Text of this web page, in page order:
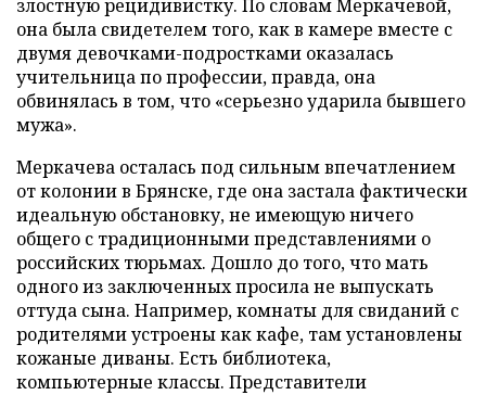
злостную рецидивистку. По словам Меркачевой,
она была свидетелем того, как в камере вместе с
двумя девочками-подростками оказалась
учительница по профессии, правда, она
обвинялась в том, что «серьезно ударила бывшего
мужа».
Меркачева осталась под сильным впечатлением
от колонии в Брянске, где она застала фактически
идеальную обстановку, не имеющую ничего
общего с традиционными представлениями о
российских тюрьмах. Дошло до того, что мать
одного из заключенных просила не выпускать
оттуда сына. Например, комнаты для свиданий с
родителями устроены как кафе, там установлены
кожаные диваны. Есть библиотека,
компьютерные классы. Представители